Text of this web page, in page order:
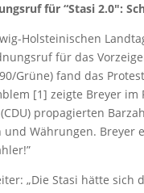
für “Stasi 2.0″:
Holsteinischen
für das
Grüne) fand das
[1] zeigte Breyer im
propagierten
und Währungen. Breyer
„Die Stasi hätte sich